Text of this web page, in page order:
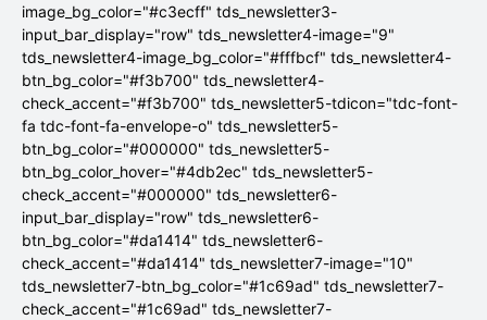
image_bg_color="#c3ecff" tds_newsletter3-
input_bar_display="row" tds_newsletter4-image="9"
tds_newsletter4-image_bg_color="#fffbcf" tds_newsletter4-
btn_bg_color="#f3b700" tds_newsletter4-
check_accent="#f3b700" tds_newsletter5-tdicon="tdc-font-
fa tdc-font-fa-envelope-o" tds_newsletter5-
btn_bg_color="#000000" tds_newsletter5-
btn_bg_color_hover="#4db2ec" tds_newsletter5-
check_accent="#000000" tds_newsletter6-
input_bar_display="row" tds_newsletter6-
btn_bg_color="#da1414" tds_newsletter6-
check_accent="#da1414" tds_newsletter7-image="10"
tds_newsletter7-btn_bg_color="#1c69ad" tds_newsletter7-
check_accent="#1c69ad" tds_newsletter7-